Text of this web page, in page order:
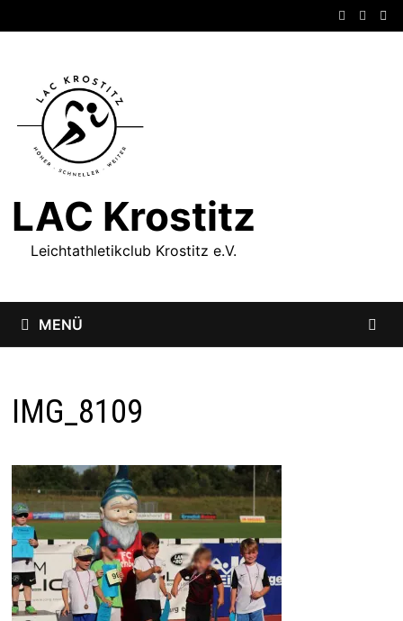
Inhalt
LAC Krostitz
Leichtathletikclub Krostitz e.V.
MENÜ
IMG_8109